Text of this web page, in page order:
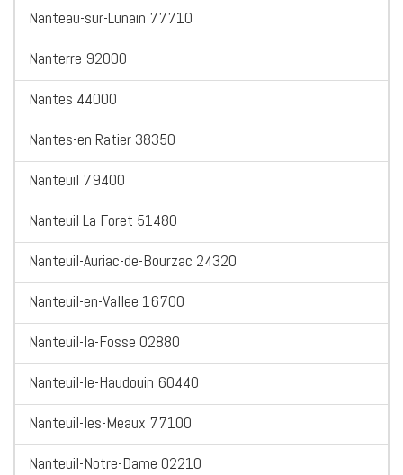
Nanteau-sur-Lunain 77710
Nanterre 92000
Nantes 44000
Nantes-en Ratier 38350
Nanteuil 79400
Nanteuil La Foret 51480
Nanteuil-Auriac-de-Bourzac 24320
Nanteuil-en-Vallee 16700
Nanteuil-la-Fosse 02880
Nanteuil-le-Haudouin 60440
Nanteuil-les-Meaux 77100
Nanteuil-Notre-Dame 02210